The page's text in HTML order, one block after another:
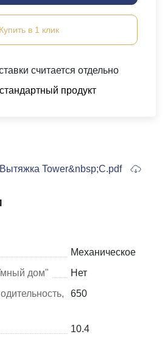
Tower&nbsp;C.pdf
Купить в 1 клик
считается отдельно
продукт
Механическое
дом"
Нет
650
10.4